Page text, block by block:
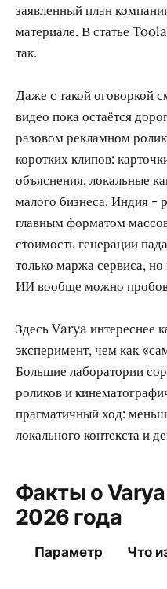
заявленный план
материале. В статье
так.
Даже с такой оговоркой
видео пока остаётся
разовом рекламном
коротких клипов:
объяснения, локальные
малого бизнеса. Индия -
главным форматом
стоимость генерации
только маржа сервиса,
ИИ вообще можно
Здесь Varya интереснее
эксперимент, чем как
Большие лаборатории
роликов и
прагматичный ход:
локального контекста и
Факты о
2026 года
Параметр Что